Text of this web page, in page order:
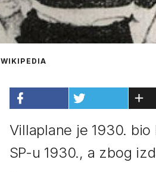
WIKIPEDIA
Villaplane je 1930.
SP-u 1930., a zbog